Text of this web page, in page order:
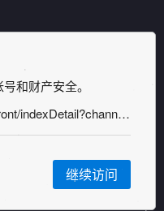
和财产安全。
https://collection.chinaso.com/front/indexDetail?channel=shicang_6a4bcdbb3846447f9d43f02b8a0ff875
继续访问